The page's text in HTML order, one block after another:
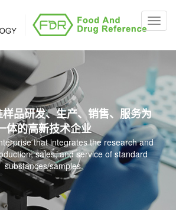
品研发、生产、销售、服务为
体的高新技术企业
that integrates the research and
sales, and service of standard
substances/samples.